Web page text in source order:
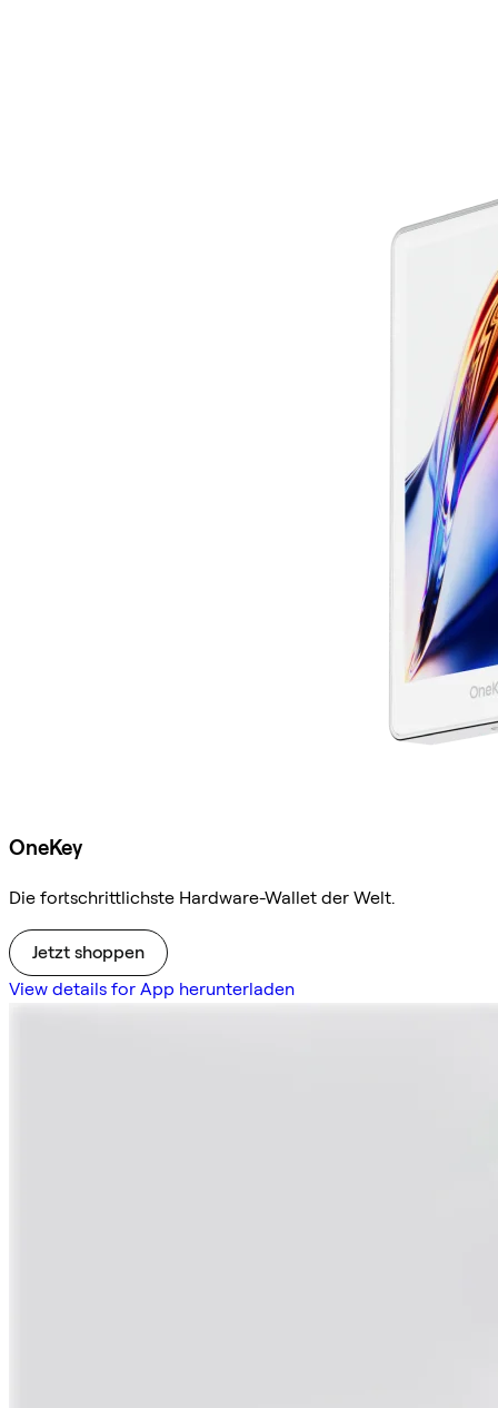
OneKey
Die fortschrittlichste Hardware-Wallet der Welt.
Jetzt shoppen
View details for App herunterladen